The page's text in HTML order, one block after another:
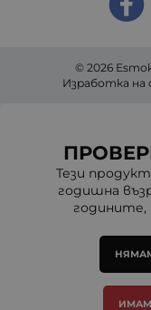
© 2026
Изработка на
Тези
годишна
годините,